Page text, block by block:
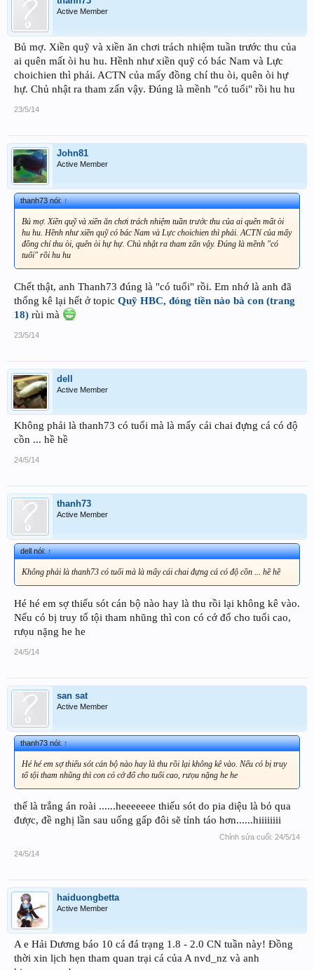
Active Member
Bủ mợ. Xiền quỹ và xiền ăn chơi trách nhiệm tuần trước thu của
ai quên mất òi hu hu. Hềnh như xiền quỹ có bác Nam và Lực
choichien thì phải. ACTN của mấy đồng chí thu òi, quên òi hự
hự. Chủ nhật ra tham zấn vậy. Đúng là mềnh "có tuổi" rồi hu hu
23/5/14
John81
Active Member
thanh73 nói:↑
Bủ mợ. Xiền quỹ và xiền ăn chơi trách nhiệm tuần trước thu của ai quên mất òi
hu hu. Hềnh như xiền quỹ có bác Nam và Lực choichien thì phải. ACTN của mấy
đồng chí thu òi, quên òi hự hự. Chủ nhật ra tham zấn vậy. Đúng là mềnh "có
tuổi" rồi hu hu
Chết thật, anh Thanh73 đúng là "có tuổi" rồi. Em nhớ là anh đã
thống kê lại hết ở topic Quỹ HBC, đóng tiền nào bà con (trang
18) rùi mà
23/5/14
dell
Active Member
Không phải là thanh73 có tuổi mà là mấy cái chai đựng cá có độ
cồn ... hề hề
24/5/14
thanh73
Active Member
dell nói:↑
Không phải là thanh73 có tuổi mà là mấy cái chai đựng cá có độ cồn ... hề hề
Hé hé em sợ thiếu sót cán bộ nào hay là thu rồi lại không kê vào.
Nếu có bị truy tố tội tham nhũng thì con có cớ đổ cho tuổi cao,
rưọu nặng he he
24/5/14
san sat
Active Member
thanh73 nói:↑
Hé hé em sợ thiếu sót cán bộ nào hay là thu rồi lại không kê vào. Nếu có bị truy
tố tội tham nhũng thì con có cớ đổ cho tuổi cao, rưọu nặng he he
thế là trắng án roài ......heeeeeee thiếu sót do pia diệu là bỏ qua
được, đề nghị lần sau uống gấp đôi sẽ tỉnh táo hơn......hiiiiiiii
Chỉnh sửa cuối: 24/5/14
24/5/14
haiduongbetta
Active Member
A e Hải Dương báo 10 cá đá trạng 1.8 - 2.0 CN tuần này! Đồng
thời xin lịch hẹn tham quan trại cá của A nvd_nz và anh